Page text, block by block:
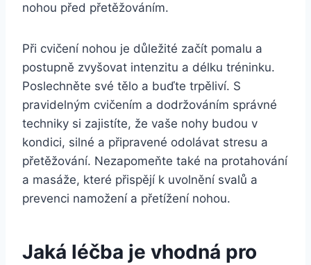
nohou před přetěžováním.
Při cvičení nohou je důležité začít pomalu a
postupně zvyšovat intenzitu a délku tréninku.
Poslechněte své tělo a buďte trpěliví. S
pravidelným cvičením a dodržováním správné
techniky si zajistíte, že vaše nohy budou v
kondici, silné a připravené odolávat stresu a
přetěžování. Nezapomeňte také na protahování
a masáže, které přispějí k uvolnění svalů a
prevenci namožení a přetížení nohou.
Jaká léčba je vhodná pro